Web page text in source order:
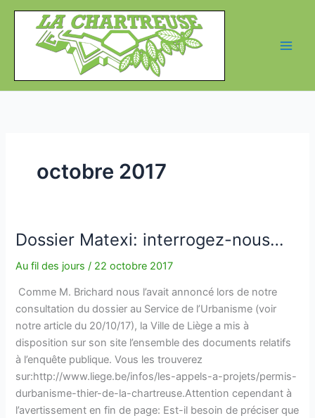
Aller
contenu
octobre 2017
Dossier Matexi: interrogez-nous…
Au fil des jours / 22 octobre 2017
Comme M. Brichard nous l’avait annoncé lors de notre
consultation du dossier au Service de l’Urbanisme (voir
notre article du 20/10/17), la Ville de Liège a mis à
disposition sur son site l’ensemble des documents relatifs
à l’enquête publique. Vous les trouverez
sur:http://www.liege.be/infos/les-appels-a-projets/permis-
durbanisme-thier-de-la-chartreuse.Attention cependant à
l’avertissement en fin de page: Est-il besoin de préciser que